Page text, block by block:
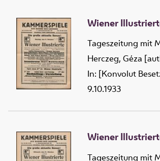
Wiener
Tageszeitung mit
Herczeg, Géza
In: [Konvolut
9.10.1933
Wiener
Tageszeitung mit